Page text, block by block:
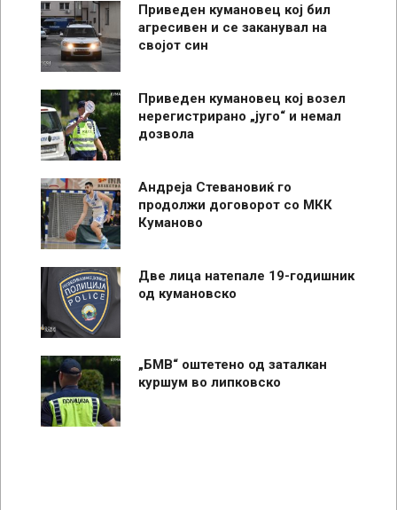
Приведен кумановец кој бил
агресивен и се заканувал на
својот син
Приведен кумановец кој возел
нерегистрирано „југо“ и немал
дозвола
Андреја Стевановиќ го
продолжи договорот со МКК
Куманово
Две лица натепале 19-годишник
од кумановско
„БМВ“ оштетено од заталкан
куршум во липковско